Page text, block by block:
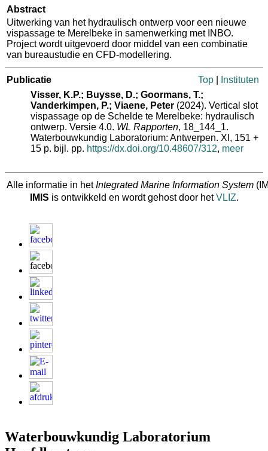
Abstract
Uitwerking van het hydraulisch ontwerp voor een nieuwe
vispassage te Merelbeke in samenwerking met INBO.
Project wordt uitgevoerd door middel van een combinatie
van bureaustudie en CFD-modellering.
Publicatie Top
Instituten
Visser, K.P.; Buysse, D.; Goormans, T.;
Vanderkimpen, P.; Viaene, Peter (2024). Vertical slot
vispassage op de Schelde te Merelbeke: hydraulisch
ontwerp. Versie 4.0. WL Rapporten, 18_144_1.
Waterbouwkundig Laboratorium: Antwerpen. XI, 151 +
15 p. bijl. pp. https://dx.doi.org/10.48607/312, meer
Alle informatie in hetIntegrated Marine Information System
IMIS is ontwikkeld en wordt gehost door hetVLIZ.
Waterbouwkundig Laboratorium